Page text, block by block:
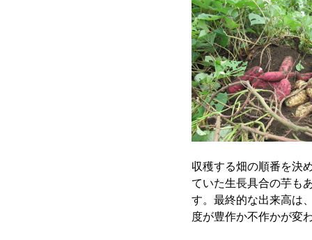
収穫する畑の順番を決
ていた生長具合の芋も
す。最終的な出来高は
度が豊作か不作かが変